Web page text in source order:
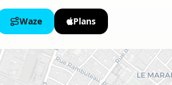
Waze Plans